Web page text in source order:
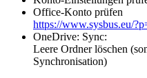
Office-Konto prüfen
https://www.sysbus.eu/
OneDrive: Sync:
Leere Ordner löschen
Synchronisation)